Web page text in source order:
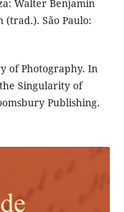
Walter Benjamin
(trad.). São Paulo:
of Photography. In
Singularity of
Publishing.